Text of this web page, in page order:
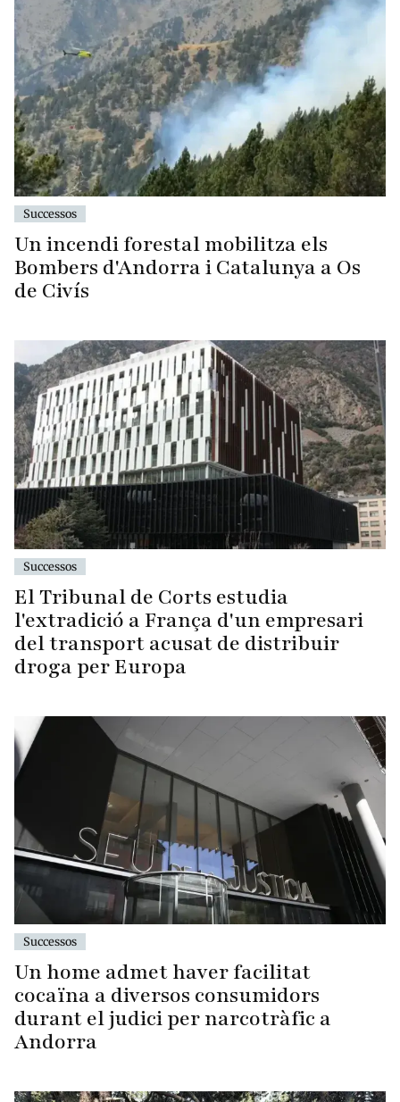
Successos
Un incendi forestal mobilitza els
Bombers d'Andorra i Catalunya a Os
de Civís
Successos
El Tribunal de Corts estudia
l'extradició a França d'un empresari
del transport acusat de distribuir
droga per Europa
Successos
Un home admet haver facilitat
cocaïna a diversos consumidors
durant el judici per narcotràfic a
Andorra